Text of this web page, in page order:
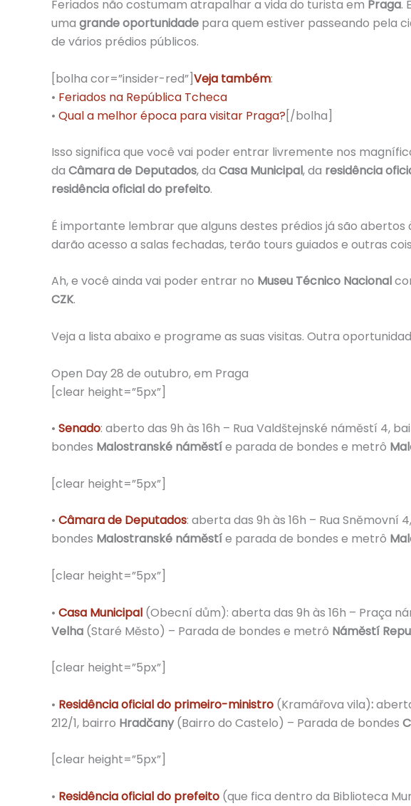
Feriados não costumam atrapalhar a vida do turista em Praga.
uma grande oportunidade para quem estiver passeando pela
de vários prédios públicos.
[bolha cor=”insider-red”]Veja também:
• Feriados na República Tcheca
• Qual a melhor época para visitar Praga?[/bolha]
Isso significa que você vai poder entrar livremente nos
da Câmara de Deputados, da Casa Municipal, da residência
residência oficial do prefeito.
É importante lembrar que alguns destes prédios já são
darão acesso a salas fechadas, terão tours guiados e outras
Ah, e você ainda vai poder entrar no Museu Técnico Nacional
CZK.
Veja a lista abaixo e programe as suas visitas. Outra
Open Day 28 de outubro, em Praga
[clear height=”5px”]
• Senado: aberto das 9h às 16h – Rua Valdštejnské náměstí 4,
bondes Malostranské náměstíe parada de bondes e metrô
[clear height=”5px”]
• Câmara de Deputados: aberta das 9h às 16h – Rua Sněmovní
bondes Malostranské náměstíe parada de bondes e metrô
[clear height=”5px”]
• Casa Municipal (Obecní dům): aberta das 9h às 16h – Praça
Velha (Staré Město) – Parada de bondes e metrô Náměstí
[clear height=”5px”]
• Residência oficial do primeiro-ministro (Kramářova vila):
212/1, bairro Hradčany(Bairro do Castelo) – Parada de bondes
[clear height=”5px”]
• Residência oficial do prefeito (que fica dentro da Biblioteca